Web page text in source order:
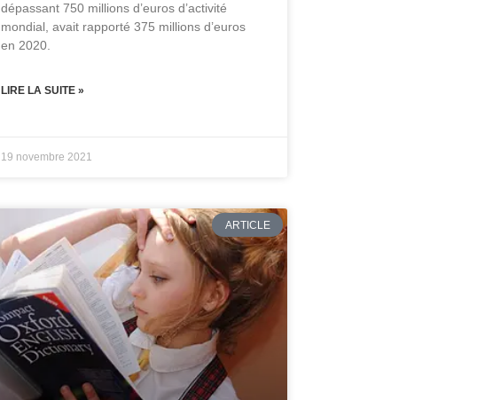
dépassant 750 millions d’euros d’activité
mondial, avait rapporté 375 millions d’euros
en 2020.
LIRE LA SUITE »
19 novembre 2021
ARTICLE